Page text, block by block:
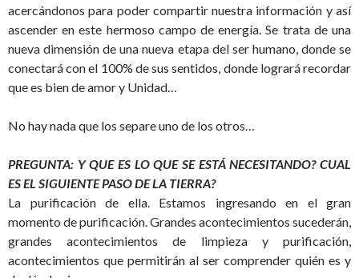
acercándonos para poder compartir nuestra información y así
ascender en este hermoso campo de energía. Se trata de una
nueva dimensión de una nueva etapa del ser humano, donde se
conectará con el 100% de sus sentidos, donde logrará recordar
que es bien de amor y Unidad…
No hay nada que los separe uno de los otros…
PREGUNTA: Y QUE ES LO QUE SE ESTÁ NECESITANDO? CUAL
ES EL SIGUIENTE PASO DE LA TIERRA?
La purificación de ella. Estamos ingresando en el gran
momento de purificación. Grandes acontecimientos sucederán,
grandes acontecimientos de limpieza y purificación,
acontecimientos que permitirán al ser comprender quién es y